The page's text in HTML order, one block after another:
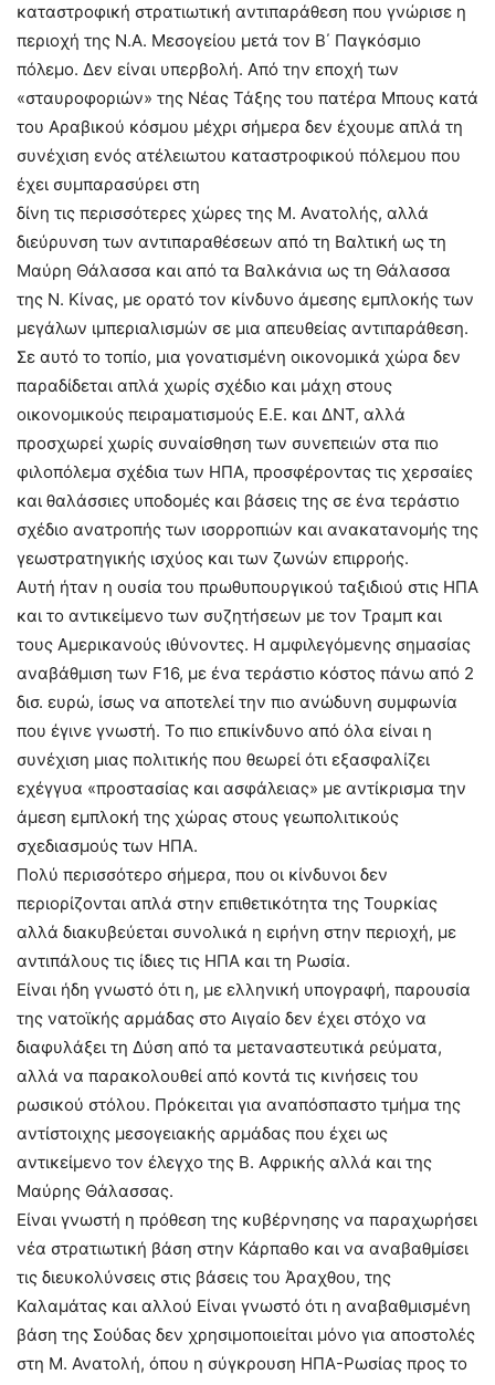
καταστροφική στρατιωτική αντιπαράθεση που γνώρισε η
περιοχή της Ν.Α. Μεσογείου μετά τον Β΄ Παγκόσμιο
πόλεμο. Δεν είναι υπερβολή. Από την εποχή των
«σταυροφοριών» της Νέας Τάξης του πατέρα Μπους κατά
του Αραβικού κόσμου μέχρι σήμερα δεν έχουμε απλά τη
συνέχιση ενός ατέλειωτου καταστροφικού πόλεμου που
έχει συμπαρασύρει στη
δίνη τις περισσότερες χώρες της Μ. Ανατολής, αλλά
διεύρυνση των αντιπαραθέσεων από τη Βαλτική ως τη
Μαύρη Θάλασσα και από τα Βαλκάνια ως τη Θάλασσα
της Ν. Κίνας, με ορατό τον κίνδυνο άμεσης εμπλοκής των
μεγάλων ιμπεριαλισμών σε μια απευθείας αντιπαράθεση.
Σε αυτό το τοπίο, μια γονατισμένη οικονομικά χώρα δεν
παραδίδεται απλά χωρίς σχέδιο και μάχη στους
οικονομικούς πειραματισμούς Ε.Ε. και ΔΝΤ, αλλά
προσχωρεί χωρίς συναίσθηση των συνεπειών στα πιο
φιλοπόλεμα σχέδια των ΗΠΑ, προσφέροντας τις χερσαίες
και θαλάσσιες υποδομές και βάσεις της σε ένα τεράστιο
σχέδιο ανατροπής των ισορροπιών και ανακατανομής της
γεωστρατηγικής ισχύος και των ζωνών επιρροής.
Αυτή ήταν η ουσία του πρωθυπουργικού ταξιδιού στις ΗΠΑ
και το αντικείμενο των συζητήσεων με τον Τραμπ και
τους Αμερικανούς ιθύνοντες. Η αμφιλεγόμενης σημασίας
αναβάθμιση των F16, με ένα τεράστιο κόστος πάνω από 2
δισ. ευρώ, ίσως να αποτελεί την πιο ανώδυνη συμφωνία
που έγινε γνωστή. Το πιο επικίνδυνο από όλα είναι η
συνέχιση μιας πολιτικής που θεωρεί ότι εξασφαλίζει
εχέγγυα «προστασίας και ασφάλειας» με αντίκρισμα την
άμεση εμπλοκή της χώρας στους γεωπολιτικούς
σχεδιασμούς των ΗΠΑ.
Πολύ περισσότερο σήμερα, που οι κίνδυνοι δεν
περιορίζονται απλά στην επιθετικότητα της Τουρκίας
αλλά διακυβεύεται συνολικά η ειρήνη στην περιοχή, με
αντιπάλους τις ίδιες τις ΗΠΑ και τη Ρωσία.
Είναι ήδη γνωστό ότι η, με ελληνική υπογραφή, παρουσία
της νατοϊκής αρμάδας στο Αιγαίο δεν έχει στόχο να
διαφυλάξει τη Δύση από τα μεταναστευτικά ρεύματα,
αλλά να παρακολουθεί από κοντά τις κινήσεις του
ρωσικού στόλου. Πρόκειται για αναπόσπαστο τμήμα της
αντίστοιχης μεσογειακής αρμάδας που έχει ως
αντικείμενο τον έλεγχο της Β. Αφρικής αλλά και της
Μαύρης Θάλασσας.
Είναι γνωστή η πρόθεση της κυβέρνησης να παραχωρήσει
νέα στρατιωτική βάση στην Κάρπαθο και να αναβαθμίσει
τις διευκολύνσεις στις βάσεις του Άραχθου, της
Καλαμάτας και αλλού Είναι γνωστό ότι η αναβαθμισμένη
βάση της Σούδας δεν χρησιμοποιείται μόνο για αποστολές
στη Μ. Ανατολή, όπου η σύγκρουση ΗΠΑ-Ρωσίας προς το